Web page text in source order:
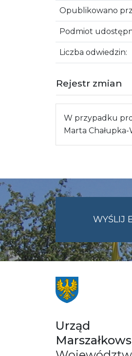
Opublikowano
Podmiot
Liczba odwiedzin:
Rejestr zmian
W przypadku
Marta Chałupka-
WYŚLIJ
Urząd